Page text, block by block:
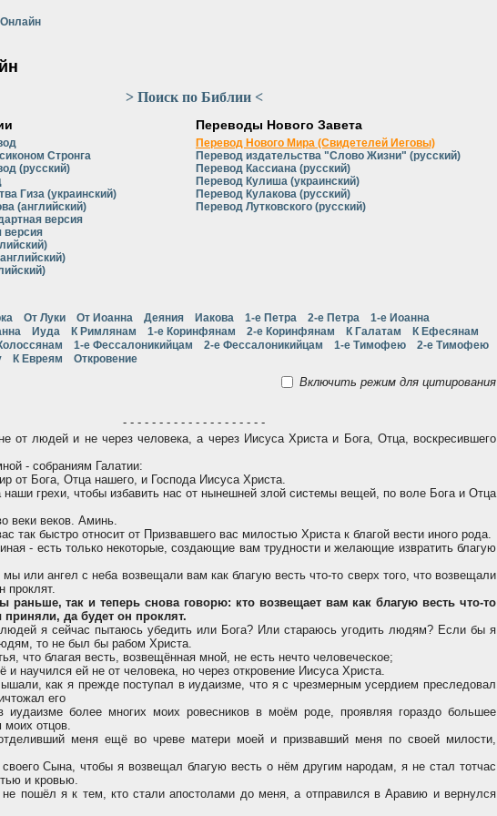
> Поиск по Библии <
Стронга
(русский)
Гиза (украинский)
(английский)
версия
версия
Переводы Нового Завета
Перевод Нового Мира (Свидетелей Иеговы)
Перевод издательства "Слово Жизни" (русский)
Перевод Кассиана (русский)
Перевод Кулиша (украинский)
Перевод Кулакова (русский)
Перевод Лутковского (русский)
От Луки От Иоанна Деяния Иакова 1-е Петра 2-е Петра
1-е Иоанна
Иуда К Римлянам 1-е Коринфянам 2-е Коринфянам К Галатам
К Ефесянам
1-е Фессалоникийцам 2-е Фессалоникийцам 1-е Тимофею
2-е Тимофею
К Евреям Откровение
Включить режим для цитирования
- - - - - - - - - - - - - - - - - - - -
от людей и не через человека, а через Иисуса Христа и Бога, Отца, воскресившего
- собраниям Галатии:
от Бога, Отца нашего, и Господа Иисуса Христа.
грехи, чтобы избавить нас от нынешней злой системы вещей, по воле Бога и Отца
веки веков. Аминь.
так быстро относит от Призвавшего вас милостью Христа к благой вести иного рода.
- есть только некоторые, создающие вам трудности и желающие извратить благую
или ангел с неба возвещали вам как благую весть что-то сверх того, что возвещали
проклят.
раньше, так и теперь снова говорю: кто возвещает вам как благую весть что-то
приняли, да будет он проклят.
я сейчас пытаюсь убедить или Бога? Или стараюсь угодить людям? Если бы я
то не был бы рабом Христа.
что благая весть, возвещённая мной, не есть нечто человеческое;
и научился ей не от человека, но через откровение Иисуса Христа.
как я прежде поступал в иудаизме, что я с чрезмерным усердием преследовал
его
иудаизме более многих моих ровесников в моём роде, проявляя гораздо большее
моих отцов.
меня ещё во чреве матери моей и призвавший меня по своей милости,
Сына, чтобы я возвещал благую весть о нём другим народам, я не стал тотчас
и кровью.
пошёл я к тем, кто стали апостолами до меня, а отправился в Аравию и вернулся